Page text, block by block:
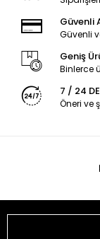
Güvenli
Güvenli
Geniş
Binlerce
7 / 24
Öneri ve